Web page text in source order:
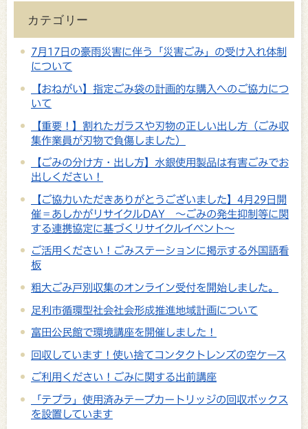
カテゴリー
7月17日の豪雨災害に伴う「災害ごみ」の受け入れ体制
について
【おねがい】指定ごみ袋の計画的な購入へのご協力につ
いて
【重要！】割れたガラスや刃物の正しい出し方（ごみ収
集作業員が刃物で負傷しました）
【ごみの分け方・出し方】水銀使用製品は有害ごみでお
出しください！
【ご協力いただきありがとうございました】4月29日開
催＝あしかがリサイクルDAY ～ごみの発生抑制等に関
する連携協定に基づくリサイクルイベント～
ご活用ください！ごみステーションに掲示する外国語看
板
粗大ごみ戸別収集のオンライン受付を開始しました。
足利市循環型社会社会形成推進地域計画について
富田公民館で環境講座を開催しました！
回収しています！使い捨てコンタクトレンズの空ケース
ご利用ください！ごみに関する出前講座
「テプラ」使用済みテープカートリッジの回収ボックス
を設置しています